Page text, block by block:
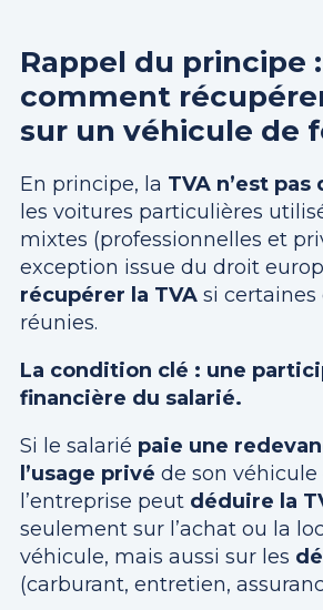
Rappel du principe :
comment
sur un véhicule de
En principe, la TVA n’est
les voitures particulières
mixtes (professionnelles et
exception issue du droit
récupérer la TVA si
réunies.
La condition clé : une
financière du salarié.
Si le salarié paie une
l’usage privé de son
l’entreprise peut déduire la
seulement sur l’achat ou la
véhicule, mais aussi sur les
(carburant, entretien,